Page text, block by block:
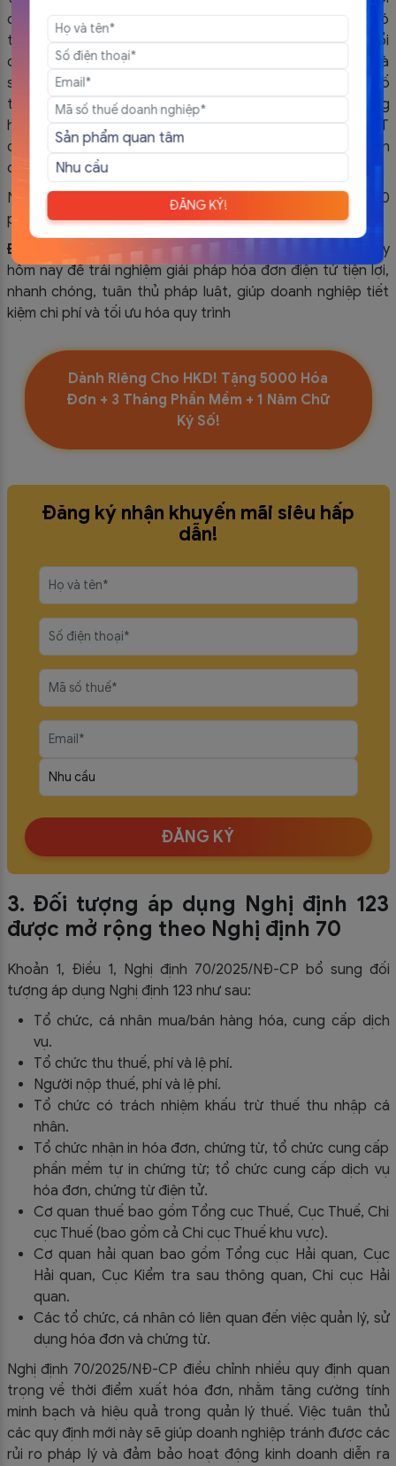
ĐĂNG KÝ!
doanh nghiệp kinh doanh casino và trò chơi điện tử có
thưởng chuyển dữ liệu ghi nhận số tiền thu được (do đổi
đồng tiền quy ước cho người chơi tại quầy, tại bàn chơi và
số tiền thu tại máy trò chơi điện tử có thưởng) trừ đi số
tiền đổi trả cho người chơi (do người chơi trúng thưởng
hoặc người chơi không sử dụng hết) theo Mẫu 01/TH-DT
đến cơ quan thuế cùng thời điểm chuyển dữ liệu hóa đơn
điện tử.
Ngày xác định doanh thu là khoảng thời gian từ 0 giờ 00
phút đến 23 giờ 59 phút cùng ngày.
Đăng ký dùng thử hóa đơn điện tử
EasyInvoice ngay
hôm nay để trải nghiệm giải pháp hóa đơn điện tử tiện lợi,
nhanh chóng, tuân thủ pháp luật, giúp doanh nghiệp tiết
kiệm chi phí và tối ưu hóa quy trình
Dành Riêng Cho HKD! Tặng 5000 Hóa
Đơn + 3 Tháng Phần Mềm + 1 Năm Chữ
Ký Số!
Đăng ký nhận khuyến mãi siêu hấp
dẫn!
ĐĂNG KÝ
3. Đối tượng áp dụng Nghị định 123
được mở rộng theo Nghị định 70
Khoản 1, Điều 1, Nghị định 70/2025/NĐ-CP bổ sung đối
tượng áp dụng Nghị định 123 như sau:
Tổ chức, cá nhân mua/bán hàng hóa, cung cấp dịch
vụ.
Tổ chức thu thuế, phí và lệ phí.
Người nộp thuế, phí và lệ phí.
Tổ chức có trách nhiệm khấu trừ thuế thu nhập cá
nhân.
Tổ chức nhận in hóa đơn, chứng từ, tổ chức cung cấp
phần mềm tự in chứng từ; tổ chức cung cấp dịch vụ
hóa đơn, chứng từ điện tử.
Cơ quan thuế bao gồm Tổng cục Thuế, Cục Thuế, Chi
cục Thuế (bao gồm cả Chi cục Thuế khu vực).
Cơ quan hải quan bao gồm Tổng cục Hải quan, Cục
Hải quan, Cục Kiểm tra sau thông quan, Chi cục Hải
quan.
Các tổ chức, cá nhân có liên quan đến việc quản lý, sử
dụng hóa đơn và chứng từ.
Nghị định 70/2025/NĐ-CP điều chỉnh nhiều quy định quan
trọng về thời điểm xuất hóa đơn, nhằm tăng cường tính
minh bạch và hiệu quả trong quản lý thuế. Việc tuân thủ
các quy định mới này sẽ giúp doanh nghiệp tránh được các
rủi ro pháp lý và đảm bảo hoạt động kinh doanh diễn ra